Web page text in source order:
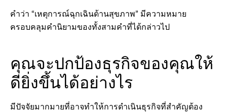
คำว่า “เหตุการณ์ฉุกเฉินด้านสุขภาพ” มีความหมาย
ครอบคลุมคำนิยามของทั้งสามคำที่ได้กล่าวไป
คุณจะปกป้องธุรกิจของคุณให้
ดียิ่งขึ้นได้อย่างไร
มีปัจจัยมากมายที่อาจทำให้การดำเนินธุรกิจที่สำคัญต้อง